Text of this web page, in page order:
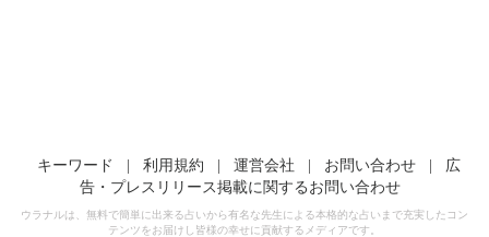
キーワード | 利用規約 | 運営会社 | お問い合わせ |
広
告・プレスリリース掲載に関するお問い合わせ
ウラナルは、無料で簡単に出来る占いから有名な先生による本格的な占いまで充実したコン
テンツをお届けし皆様の幸せに貢献するメディアです。